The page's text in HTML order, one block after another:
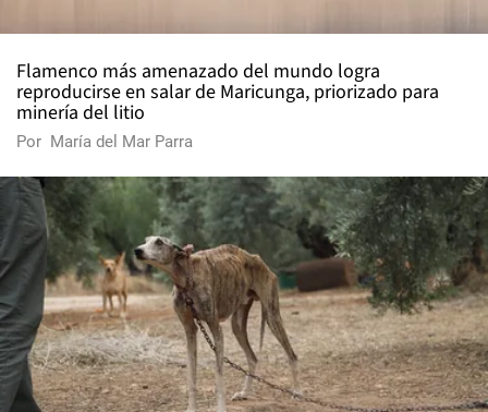
Flamenco más amenazado del mundo logra
reproducirse en salar de Maricunga, priorizado para
minería del litio
Por María del Mar Parra